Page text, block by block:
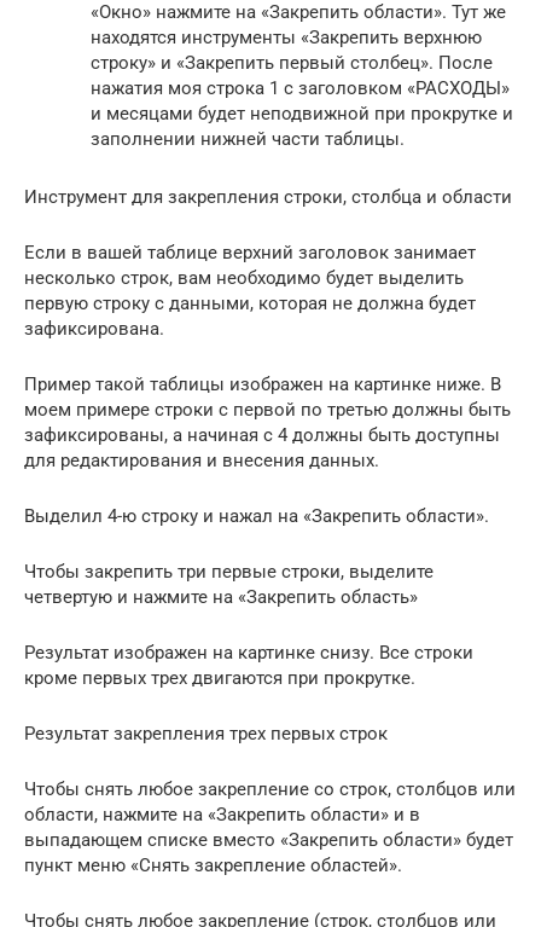
«Окно» нажмите на «Закрепить области». Тут же
находятся инструменты «Закрепить верхнюю
строку» и «Закрепить первый столбец». После
нажатия моя строка 1 с заголовком «РАСХОДЫ»
и месяцами будет неподвижной при прокрутке и
заполнении нижней части таблицы.
Инструмент для закрепления строки, столбца и области
Если в вашей таблице верхний заголовок занимает
несколько строк, вам необходимо будет выделить
первую строку с данными, которая не должна будет
зафиксирована.
Пример такой таблицы изображен на картинке ниже. В
моем примере строки с первой по третью должны быть
зафиксированы, а начиная с 4 должны быть доступны
для редактирования и внесения данных.
Выделил 4-ю строку и нажал на «Закрепить области».
Чтобы закрепить три первые строки, выделите
четвертую и нажмите на «Закрепить область»
Результат изображен на картинке снизу. Все строки
кроме первых трех двигаются при прокрутке.
Результат закрепления трех первых строк
Чтобы снять любое закрепление со строк, столбцов или
области, нажмите на «Закрепить области» и в
выпадающем списке вместо «Закрепить области» будет
пункт меню «Снять закрепление областей».
Чтобы снять любое закрепление (строк, столбцов или